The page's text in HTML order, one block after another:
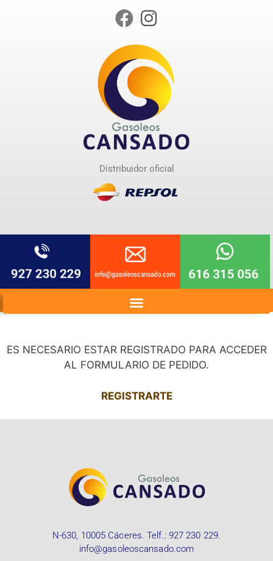
Distribuidor oficial
ES NECESARIO ESTAR REGISTRADO PARA ACCEDER
AL FORMULARIO DE PEDIDO.
REGISTRARTE
N-630, 10005 Cáceres. Telf.: 927 230 229.
info@gasoleoscansado.com